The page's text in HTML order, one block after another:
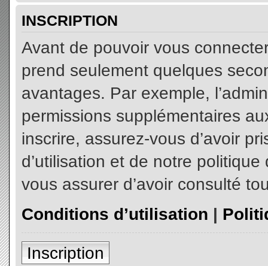
INSCRIPTION
Avant de pouvoir vous
prend seulement quelques
avantages. Par exemple,
permissions supplémentaires
inscrire, assurez-vous d’avoir
d’utilisation et de notre
vous assurer d’avoir consulté
Conditions d’utilisation |
Inscription